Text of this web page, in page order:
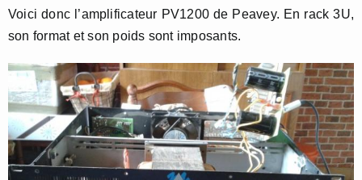
Voici donc l’amplificateur PV1200 de Peavey. En rack 3U,
son format et son poids sont imposants.